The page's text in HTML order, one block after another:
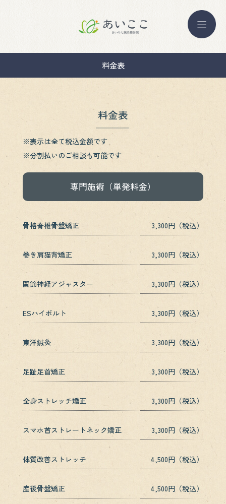
料金表
料金表
※表示は全て税込金額です
※分割払いのご相談も可能です
専門施術（単発料金）
骨格脊椎骨盤矯正 3,300円（税込）
巻き肩猫背矯正 3,300円（税込）
関節神経アジャスター 3,300円（税込）
ESハイボルト 3,300円（税込）
東洋鍼灸 3,300円（税込）
足趾足首矯正 3,300円（税込）
全身ストレッチ矯正 3,300円（税込）
スマホ首ストレートネック矯正 3,300円（税込）
体質改善ストレッチ 4,500円（税込）
産後骨盤矯正 4,500円（税込）